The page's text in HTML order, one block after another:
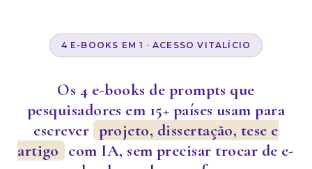
4 E-BOOKS EM 1 · ACESSO VITALÍCIO
Os 4 e-books de prompts que
pesquisadores em 15+ países usam para
escrever projeto, dissertação, tese e
artigo com IA, sem precisar trocar de e-